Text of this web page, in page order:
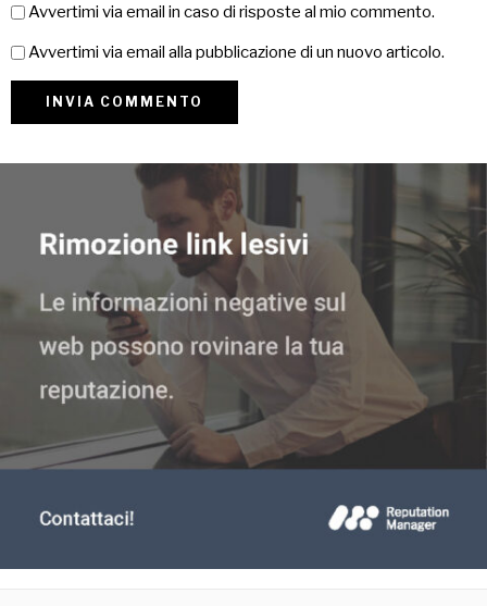
Avvertimi via email in caso di risposte al mio commento.
Avvertimi via email alla pubblicazione di un nuovo articolo.